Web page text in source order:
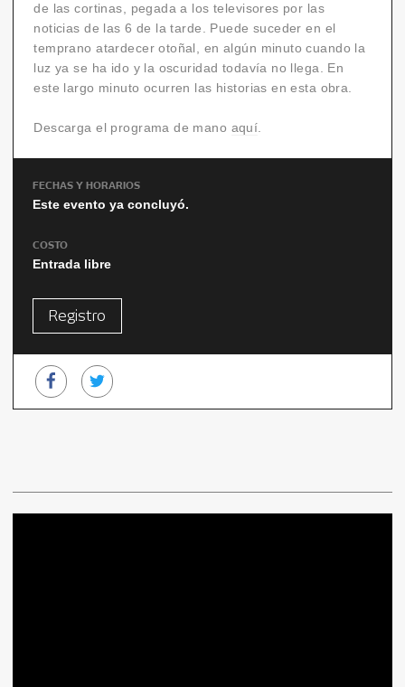
de las cortinas, pegada a los televisores por las
noticias de las 6 de la tarde. Puede suceder en el
temprano atardecer otoñal, en algún minuto cuando la
luz ya se ha ido y la oscuridad todavía no llega. En
este largo minuto ocurren las historias en esta obra.
Descarga el programa de mano aquí
FECHAS Y HORARIOS
Este evento ya concluyó.
COSTO
Entrada libre
Registro